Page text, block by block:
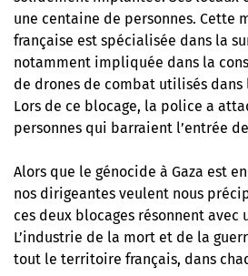
une centaine de personnes. Cette
française est spécialisée dans la
notamment impliquée dans la
de drones de combat utilisés dans
Lors de ce blocage, la police a
personnes qui barraient l’entrée
Alors que le génocide à Gaza est
nos dirigeantes veulent nous
ces deux blocages résonnent avec
L’industrie de la mort et de la
tout le territoire français, dans